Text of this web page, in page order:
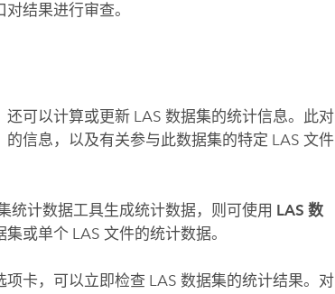
对结果进行审查。
还可以计算或更新 LAS 数据集的统计信息。此对
信息，以及有关参与此数据集的特定 LAS 文件
统计数据工具生成统计数据，则可使用 LAS 数
或单个 LAS 文件的统计数据。
项卡，可以立即检查 LAS 数据集的统计结果。对